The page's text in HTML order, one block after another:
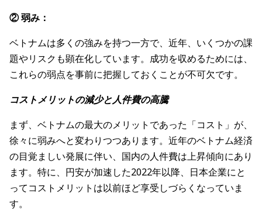
② 弱み：
ベトナムは多くの強みを持つ一方で、近年、いくつかの課
題やリスクも顕在化しています。成功を収めるためには、
これらの弱点を事前に把握しておくことが不可欠です。
コストメリットの減少と人件費の高騰
まず、ベトナムの最大のメリットであった「コスト」が、
徐々に弱みへと変わりつつあります。近年のベトナム経済
の目覚ましい発展に伴い、国内の人件費は上昇傾向にあり
ます。特に、円安が加速した2022年以降、日本企業にと
ってコストメリットは以前ほど享受しづらくなっていま
す。